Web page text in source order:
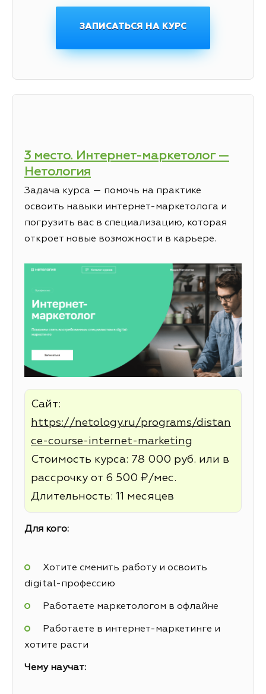
ЗАПИСАТЬСЯ НА КУРС
3 место. Интернет-маркетолог —
Нетология
Задача курса — помочь на практике
освоить навыки интернет-маркетолога и
погрузить вас в специализацию, которая
откроет новые возможности в карьере.
Сайт:
https://netology.ru/programs/distan
ce-course-internet-marketing
Стоимость курса: 78 000 руб. или в
рассрочку от 6 500 ₽/мес.
Длительность: 11 месяцев
Для кого:
Хотите сменить работу и освоить
digital-профессию
Работаете маркетологом в офлайне
Работаете в интернет-маркетинге и
хотите расти
Чему научат: